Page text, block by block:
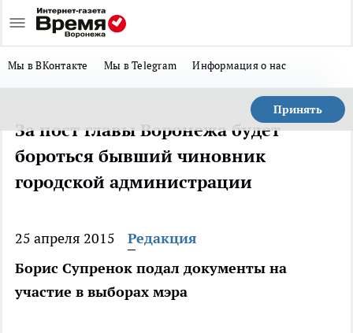
Мы в ВКонтакте Мы в Telegram Информация о нас
Принять
За пост главы Воронежа будет
бороться бывший чиновник
городской администрации
25 апреля 2015
Редакция
Борис Супренок подал документы на
участие в выборах мэра